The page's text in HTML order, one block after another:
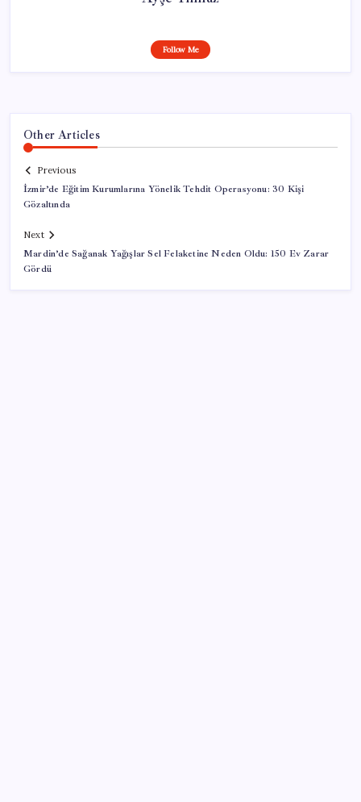
Follow Me
Other Articles
Previous
İzmir’de Eğitim Kurumlarına Yönelik Tehdit Operasyonu: 30 Kişi
Gözaltında
Next
Mardin’de Sağanak Yağışlar Sel Felaketine Neden Oldu: 150 Ev Zarar
Gördü